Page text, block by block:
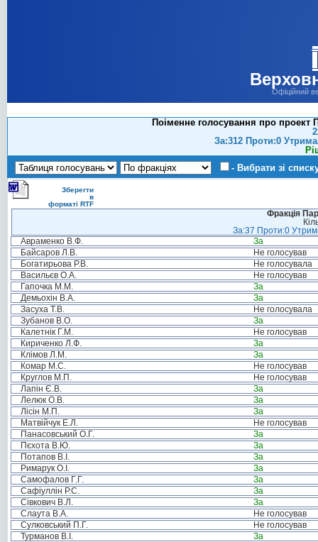
Офіційний
Поіменне голосування про
За:312 Проти:0
- Вибрати зі
Зберегти
в
форматі RTF
Фракція
За:37 Проти:0
Авраменко В.Ф.
За
Байсаров Л.В.
Не голосував
Богатирьова Р.В.
Не голосувала
Васильєв О.А.
Не голосував
Гапочка М.М.
За
Демьохін В.А.
За
Засуха Т.В.
Не голосувала
Зубанов В.О.
За
Калетнік Г.М.
Не голосував
Кириченко Л.Ф.
За
Клімов Л.М.
За
Комар М.С.
Не голосував
Круглов М.П.
Не голосував
Лапін Є.В.
За
Лелюк О.В.
За
Лісін М.П.
За
Матвійчук Е.Л.
Не голосував
Панасовський О.Г.
За
Пєхота В.Ю.
За
Потапов В.І.
За
Римарук О.І.
За
Самофалов Г.Г.
За
Сафіуллін Р.С.
За
Сівкович В.Л.
За
Слаута В.А.
Не голосував
Сулковський П.Г.
Не голосував
Турманов В.І.
За